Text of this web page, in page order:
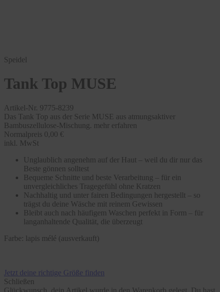
Speidel
Tank Top MUSE
Artikel-Nr. 9775-8239
Das Tank Top aus der Serie MUSE aus atmungsaktiver
Bambuszellulose-Mischung.
mehr erfahren
Normalpreis 0,00 €
inkl. MwSt
Unglaublich angenehm auf der Haut – weil du dir nur das
Beste gönnen solltest
Bequeme Schnitte und beste Verarbeitung – für ein
unvergleichliches Tragegefühl ohne Kratzen
Nachhaltig und unter fairen Bedingungen hergestellt – so
trägst du deine Wäsche mit reinem Gewissen
Bleibt auch nach häufigem Waschen perfekt in Form – für
langanhaltende Qualität, die überzeugt
Farbe: lapis mélé (ausverkauft)
Jetzt deine richtige Größe finden
Schließen
Glückwunsch, dein Artikel wurde in den Warenkorb gelegt. Du hast